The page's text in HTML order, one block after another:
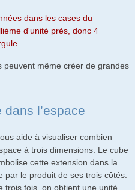
dans les cases du
d'unité près, donc 4
peuvent même créer de grandes
l’espace
aide à visualiser combien
à trois dimensions. Le cube
cette extension dans la
par le produit de ses trois côtés.
trois fois, on obtient une unité